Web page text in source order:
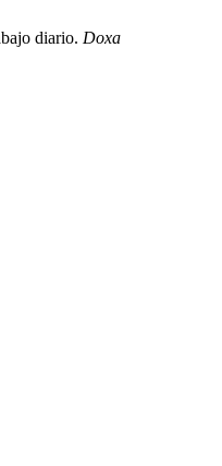
diario. Doxa